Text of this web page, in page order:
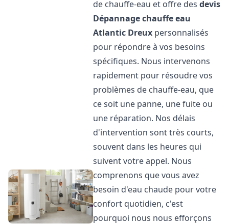
de chauffe-eau et offre desdevis
Dépannage chauffe eau
Atlantic Dreux personnalisés
pour répondre à vos besoins
spécifiques. Nous intervenons
rapidement pour résoudre vos
problèmes de chauffe-eau, que
ce soit une panne, une fuite ou
une réparation. Nos délais
d'intervention sont très courts,
souvent dans les heures qui
suivent votre appel. Nous
comprenons que vous avez
besoin d'eau chaude pour votre
confort quotidien, c'est
pourquoi nous nous efforçons